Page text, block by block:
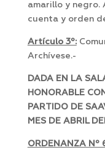
amarillo y negro.
cuenta y orden
Artículo 3º:
Archívese.-
DADA EN LA
HONORABLE
PARTIDO DE
MES DE ABRIL
ORDENANZA